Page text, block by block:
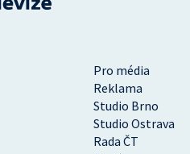
Pro média
Reklama
Studio Brno
Studio Ostrava
Rada ČT